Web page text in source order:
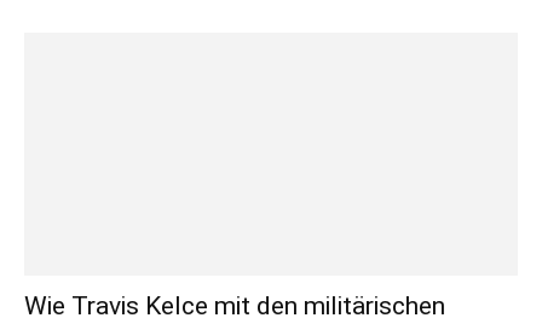
Wie Travis Kelce mit den militärischen